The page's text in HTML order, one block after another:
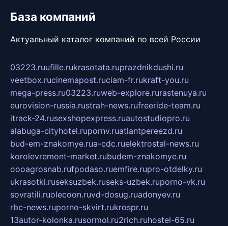
База компаний
Актуальный каталог компаний по всей России
03223.ruufille.rukrasotata.ruprazdnikdushi.ru
veetbox.rucinemapost.ruciam-fr.rukraft-you.ru
mega-press.ru03223.ruweb-explore.rurastenuya.ru
eurovision-russia.rustrah-news.rufreeride-team.ru
itrack-24.rusexshopexpress.ruautostudiopro.ru
alabuga-cityhotel.rupornv.ruatlantpereezd.ru
bud-em-znakomye.rua-cdc.ruelektrostal-news.ru
korolevremont-market.rubudem-znakomye.ru
oooagrosnab.rufpodaso.ruemfire.rupro-otdelky.ru
ukrasotki.ruseksuzbek.ruseks-uzbek.ruporno-vk.ru
sovratili.ruolecoon.ruvd-dosug.ruadonyev.ru
rbc-news.ruporno-skvirt.rukrospr.ru
13autor-kolonka.rusormol.ru2rich.ruhostel-65.ru